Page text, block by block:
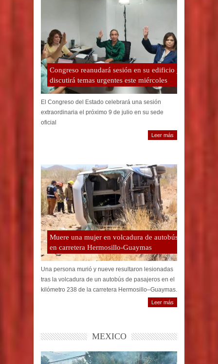
Congreso reanudará sesión en su edificio y
discutirá temas urgentes este miércoles
El Congreso del Estado celebrará una sesión
extraordinaria el próximo 9 de julio en su sede
oficial
Leer más
Muere una mujer en volcadura de autobús
en carretera Hermosillo-Guaymas
Una persona murió y nueve resultaron lesionadas
tras la volcadura de un autobús de pasajeros en el
kilómetro 238 de la carretera Hermosillo–Guaymas.
Leer más
MEXICO